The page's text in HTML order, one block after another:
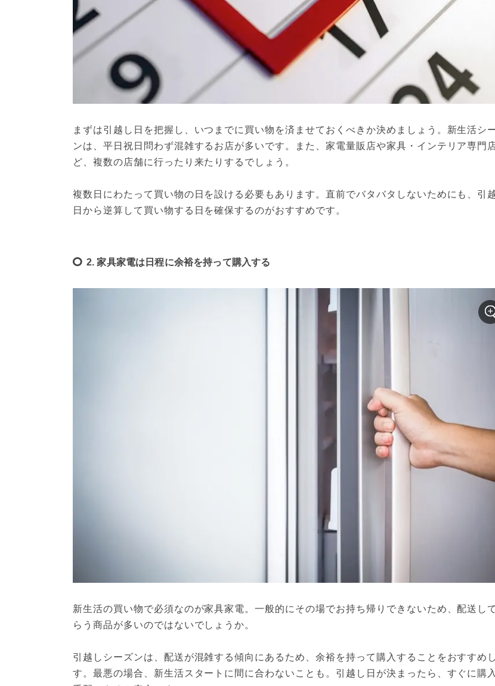
まずは引越し日を把握し、いつまでに買い物を済ませておくべきか決めましょう。新生活シ
ンは、平日祝日問わず混雑するお店が多いです。また、家電量販店や家具・インテリア専門
ど、複数の店舗に行ったり来たりするでしょう。
複数日にわたって買い物の日を設ける必要もあります。直前でバタバタしないためにも、引
日から逆算して買い物する日を確保するのがおすすめです。
2. 家具家電は日程に余裕を持って購入する
新生活の買い物で必須なのが家具家電。一般的にその場でお持ち帰りできないため、配送し
らう商品が多いのではないでしょうか。
引越しシーズンは、配送が混雑する傾向にあるため、余裕を持って購入することをおすすめ
す。最悪の場合、新生活スタートに間に合わないことも。引越し日が決まったら、すぐに購